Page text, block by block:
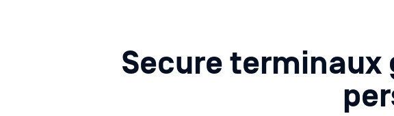
Secure terminaux